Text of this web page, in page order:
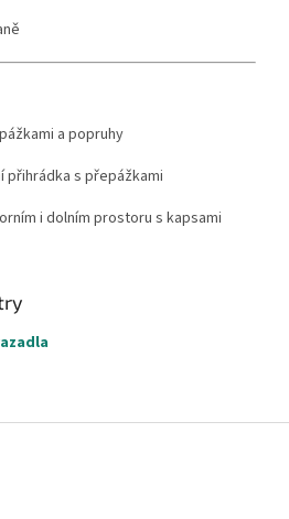
a popruhy
přihrádka s přepážkami
i dolním prostoru s kapsami